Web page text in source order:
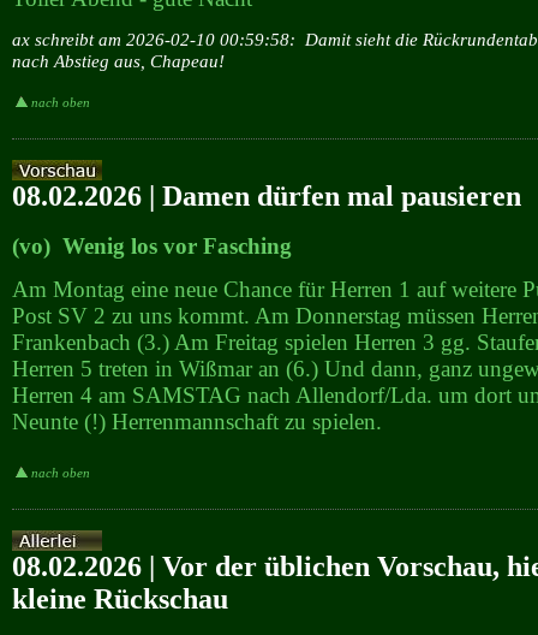
ax schreibt am 2026-02-10 00:59:58: Damit sieht die
nach Abstieg aus, Chapeau!
nach oben
08.02.2026 | Damen dürfen mal pausieren
(vo) Wenig los vor Fasching
Am Montag eine neue Chance für Herren 1 auf weitere
Post SV 2 zu uns kommt. Am Donnerstag müssen
Frankenbach (3.) Am Freitag spielen Herren 3 gg.
Herren 5 treten in Wißmar an (6.) Und dann, ganz
Herren 4 am SAMSTAG nach Allendorf/Lda. um dort
Neunte (!) Herrenmannschaft zu spielen.
nach oben
08.02.2026 | Vor der üblichen Vorschau,
kleine Rückschau